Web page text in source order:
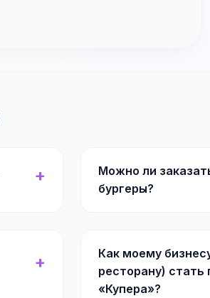
Можно ли
бургеры?
Как моему
ресторану) стать
«Купера»?